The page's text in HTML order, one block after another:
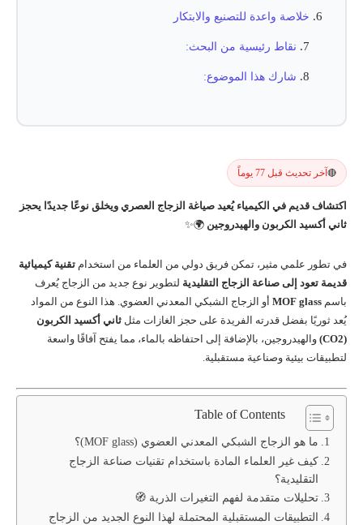
خلاصة واعدة للتصنيع والابتكار
نقاط رئيسية من البحث:
شارك هذا الموضوع:
🔴 آخر تحديث قبل 77 يوماً
اكتشاف قديم في الكيمياء يُعيد صياغة الزجاج العصري ويخلق نوعًا جديدًا يحجز
ثاني أكسيد الكربون والهيدروجين 🌍✨
في تطور علمي مثير، تمكن فريق دولي من العلماء من استخدام تقنية كيميائية
قديمة تعود إلى صناعة الزجاج التقليدية لتطوير نوع جديد من الزجاج يُعرف
باسم MOF glass أو الزجاج الشبكي المعدني العضوي. هذا النوع من المواد
يُعد ثوريًا بفضل قدرته الفريدة على حجز الغازات مثل ثاني أكسيد الكربون
(CO2)
والهيدروجين، بالإضافة إلى احتفاظه بالماء، مما يفتح آفاقًا واسعة
لتطبيقات بيئية وصناعية مستقبلية.
Table of Contents
ما هو الزجاج الشبكي المعدني العضوي (MOF glass)؟
كيف غير العلماء المادة باستخدام تقنيات صناعة الزجاج
التقليدية؟
تحليلات متقدمة لفهم التغيرات الذرية 🧭
التطبيقات المستقبلية المحتملة لهذا النوع الجديد من الزجاج